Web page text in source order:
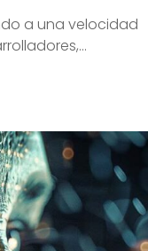
a una velocidad